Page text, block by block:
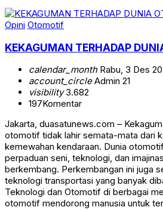
Opini Otomotif
KEKAGUMAN TERHADAP
calendar_monthRabu, 3 Des
account_circleAdmin 21
visibility3.682
197Komentar
Jakarta, duasatunews.com –
otomotif tidak lahir semata-mata dari
kemewahan kendaraan. Dunia
perpaduan seni, teknologi, dan
berkembang. Perkembangan ini juga
teknologi transportasi yang banyak
Teknologi dan Otomotif di berbagai
otomotif mendorong manusia untuk